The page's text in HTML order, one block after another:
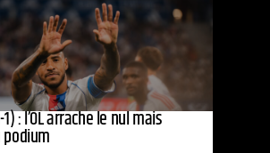
1) : l’OL arrache le nul mais